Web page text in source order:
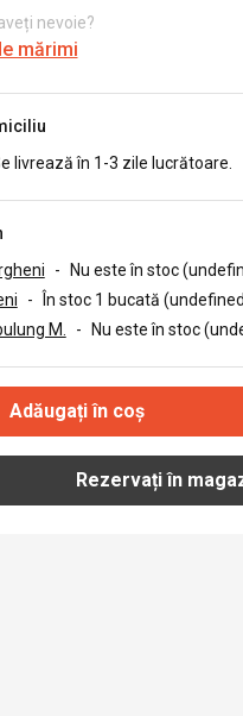
nevoie?
mărimi
livrează în 1-3 zile lucrătoare.
-
Nu este în stoc
-
În stoc 1 bucată
M.
- Nu este în stoc
Adăugați în coș
Rezervați în